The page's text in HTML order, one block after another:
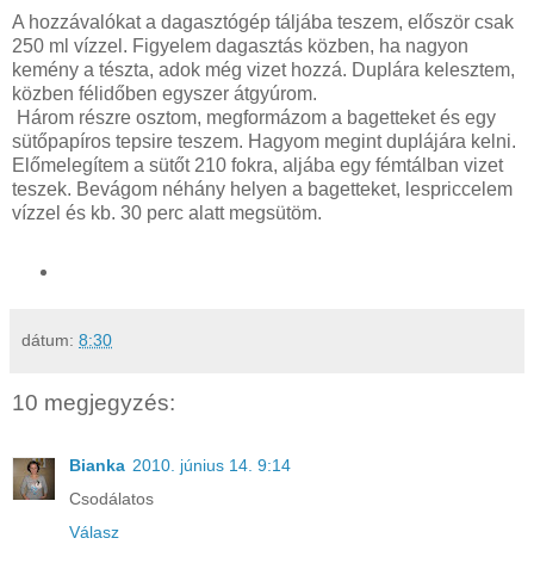
A hozzávalókat a dagasztógép táljába teszem, először csak
250 ml vízzel. Figyelem dagasztás közben, ha nagyon
kemény a tészta, adok még vizet hozzá. Duplára kelesztem,
közben félidőben egyszer átgyúrom.
Három részre osztom, megformázom a bagetteket és egy
sütőpapíros tepsire teszem. Hagyom megint duplájára kelni.
Előmelegítem a sütőt 210 fokra, aljába egy fémtálban vizet
teszek. Bevágom néhány helyen a bagetteket, lespriccelem
vízzel és kb. 30 perc alatt megsütöm.
dátum: 8:30
10 megjegyzés:
Bianka 2010. június 14. 9:14
Csodálatos
Válasz